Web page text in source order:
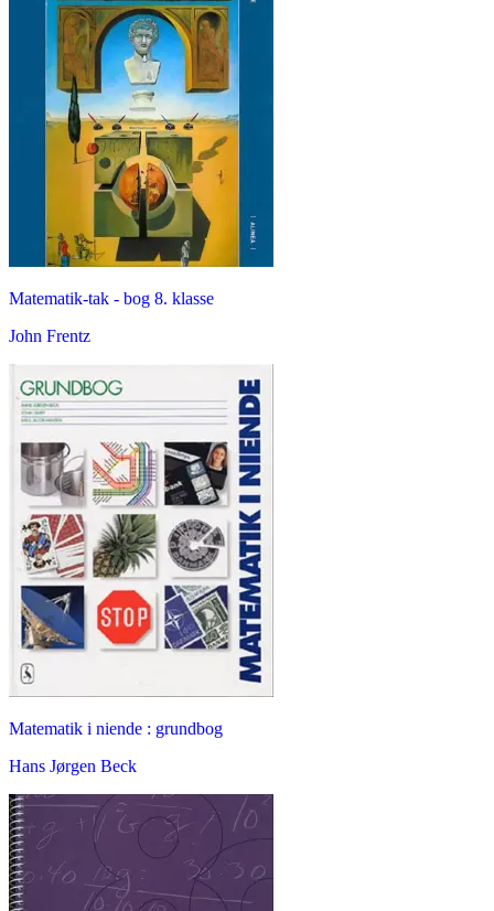
Matematik-tak - bog 8. klasse
John Frentz
Matematik i niende : grundbog
Hans Jørgen Beck